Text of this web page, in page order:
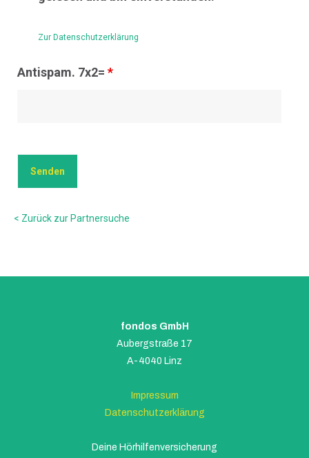
Zur Datenschutzerklärung
Antispam. 7x2= *
< Zurück zur Partnersuche
fondos GmbH
Aubergstraße 17
A-4040 Linz
Impressum
Datenschutzerklärung
Deine Hörhilfenversicherung